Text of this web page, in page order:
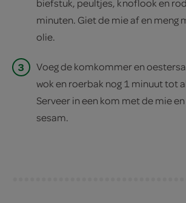
minuten. Giet de mie af en meng
olie.
3
Voeg de komkommer en
wok en roerbak nog 1 minuut tot
Serveer in een kom met de mie
sesam.